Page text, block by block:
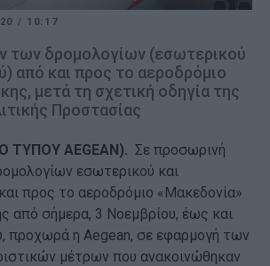
/ 10:17
των δρομολογίων (εσωτερικού
από και προς το αεροδρόμιο
μετά τη σχετική οδηγία της
Προστασίας
ΤΥΠΟΥ AEGEAN). Σε προσωρινή
εσωτερικού και
προς το αεροδρόμιο «Μακεδονία»
από σήμερα, 3 Νοεμβρίου, έως και
προχωρά η Aegean, σε εφαρμογή των
μέτρων που ανακοινώθηκαν